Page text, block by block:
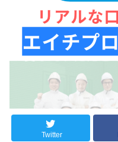
Twitter